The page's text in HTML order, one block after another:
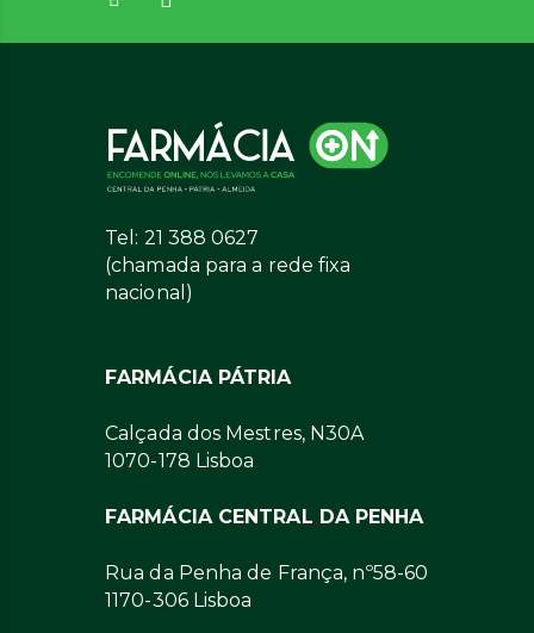
Tel: 21 388 0627
(chamada para a rede fixa
nacional)
FARMÁCIA PÁTRIA
Calçada dos Mestres, N30A
1070-178 Lisboa
FARMÁCIA CENTRAL DA PENHA
Rua da Penha de França, nº58-60
1170-306 Lisboa